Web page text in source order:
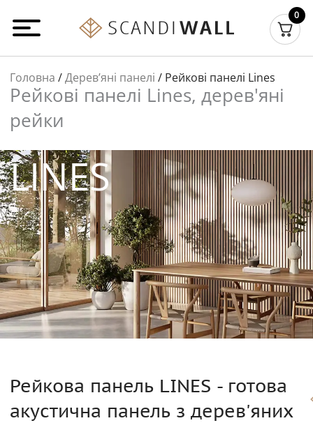
вмісту
0
Головна /Деревʼяні панелі / Рейкові панелі Lines
Рейкові панелі Lines, дерев'яні
рейки
LINES
Рейкова панель LINES - готова
акустична панель з дерев'яних